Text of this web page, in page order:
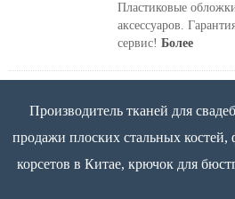
Пластиковые
аксессуаров.
сервис! Более
Производитель тканей для
продажи плоских стальных костей,
корсетов в Китае, крючок для